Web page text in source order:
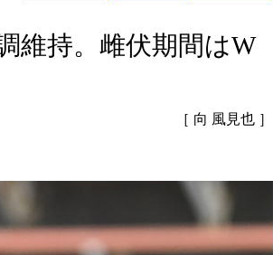
維持。雌伏期間はW
［ 向 風見也 ］